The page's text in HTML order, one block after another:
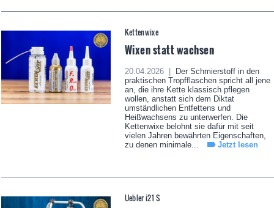
Kettenwixe
Wixen statt wachsen
20.04.2026 |
Der Schmierstoff in den
praktischen Tropfflaschen spricht all jene
an, die ihre Kette klassisch pflegen
wollen, anstatt sich dem Diktat
umständlichen Entfettens und
Heißwachsens zu unterwerfen. Die
Kettenwixe belohnt sie dafür mit seit
vielen Jahren bewährten Eigenschaften,
zu denen minimale...
Jetzt lesen
Uebler i21 S